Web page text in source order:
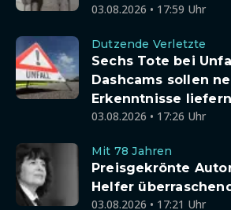
03.08.2026 • 17:59 Uhr
Dutzende Verletzte
Sechs Tote bei
Dashcams sollen
Erkenntnisse liefern
03.08.2026 • 17:26 Uhr
Mit 78 Jahren
Preisgekrönte
Helfer
03.08.2026 • 17:21 Uhr